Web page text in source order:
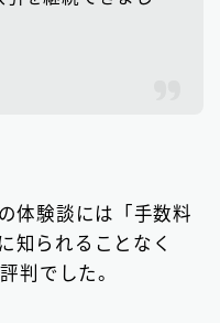
体験談には「手数料
知られることなく
判でした。